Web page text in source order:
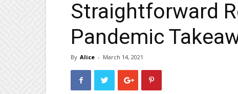
Straightforward
Pandemic
By Alice - March 14, 2021